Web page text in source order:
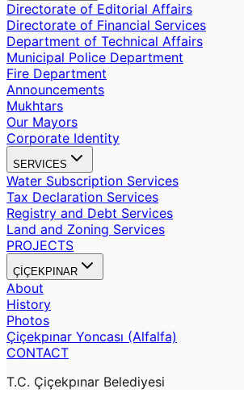
Directorate of Editorial Affairs
Directorate of Financial Services
Department of Technical Affairs
Municipal Police Department
Fire Department
Announcements
Mukhtars
Our Mayors
Corporate Identity
SERVICES
Water Subscription Services
Tax Declaration Services
Registry and Debt Services
Land and Zoning Services
PROJECTS
ÇİÇEKPINAR
About
History
Photos
Çiçekpınar Yoncası (Alfalfa)
CONTACT
T.C. Çiçekpınar Belediyesi